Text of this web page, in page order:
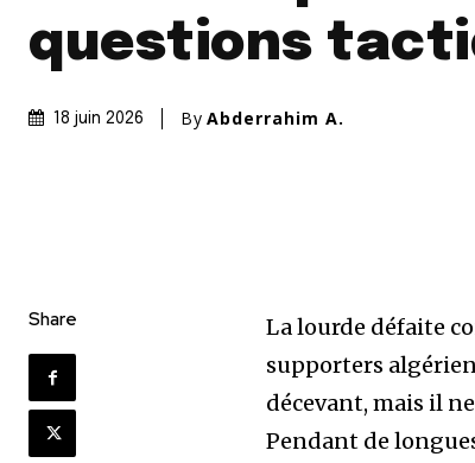
questions
18 juin 2026 By Abderrahim A.
Share
La lourde défaite
supporters
décevant, mais il
Pendant de